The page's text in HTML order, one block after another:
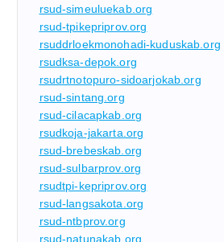
rsud-simeuluekab.org
rsud-tpikepriprov.org
rsuddrloekmonohadi-kuduskab.org
rsudksa-depok.org
rsudrtnotopuro-sidoarjokab.org
rsud-sintang.org
rsud-cilacapkab.org
rsudkoja-jakarta.org
rsud-brebeskab.org
rsud-sulbarprov.org
rsudtpi-kepriprov.org
rsud-langsakota.org
rsud-ntbprov.org
rsud-natunakab.org